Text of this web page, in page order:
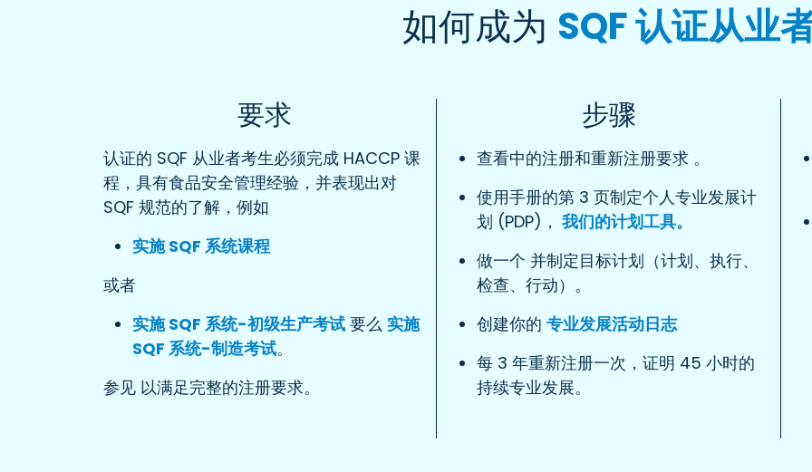
如何成为 SQF 认证从业
要求
认证的 SQF 从业者考生必须完成 HACCP 课
程，具有食品安全管理经验，并表现出对
SQF 规范的了解，例如
实施 SQF 系统课程
或者
实施 SQF 系统-初级生产考试 要么 实施
SQF 系统-制造考试。
参见 以满足完整的注册要求。
步骤
查看中的注册和重新注册要求 。
使用手册的第 3 页制定个人专业发展计
划 (PDP)， 我们的计划工具。
做一个 并制定目标计划（计划、执行、
检查、行动）。
创建你的 专业发展活动日志
每 3 年重新注册一次，证明 45 小时的
持续专业发展。